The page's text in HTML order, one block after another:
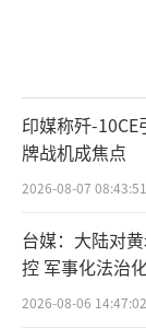
印媒称歼-
牌战机成焦点
2026-08-07 08:43:51
台媒：大陆对
控 军事化法治
2026-08-06 14:47:02